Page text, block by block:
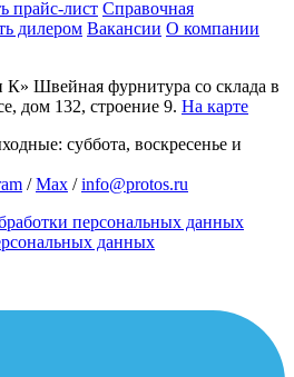
прайс-лист Справочная
дилером Вакансии О компании
К» Швейная фурнитура со склада в
дом 132, строение 9. На карте
суббота, воскресенье и
/Max /info@protos.ru
персональных данных
данных